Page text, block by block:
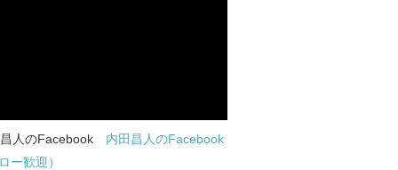
内田昌人のFacebook
ー歓迎）